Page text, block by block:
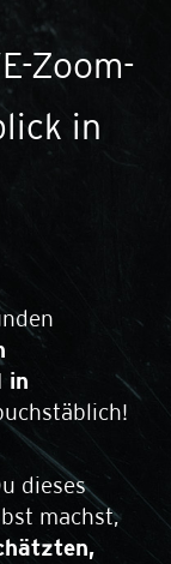
Zoom-
in
in
dieses
machst,